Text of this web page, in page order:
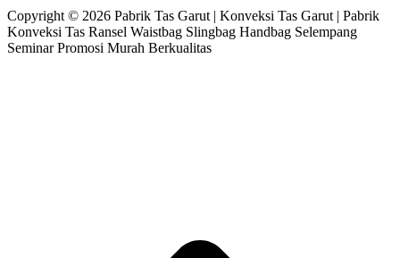
Copyright © 2026 Pabrik Tas Garut | Konveksi Tas Garut | Pabrik
Konveksi Tas Ransel Waistbag Slingbag Handbag Selempang
Seminar Promosi Murah Berkualitas